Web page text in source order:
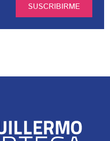
SUSCRIBIRME